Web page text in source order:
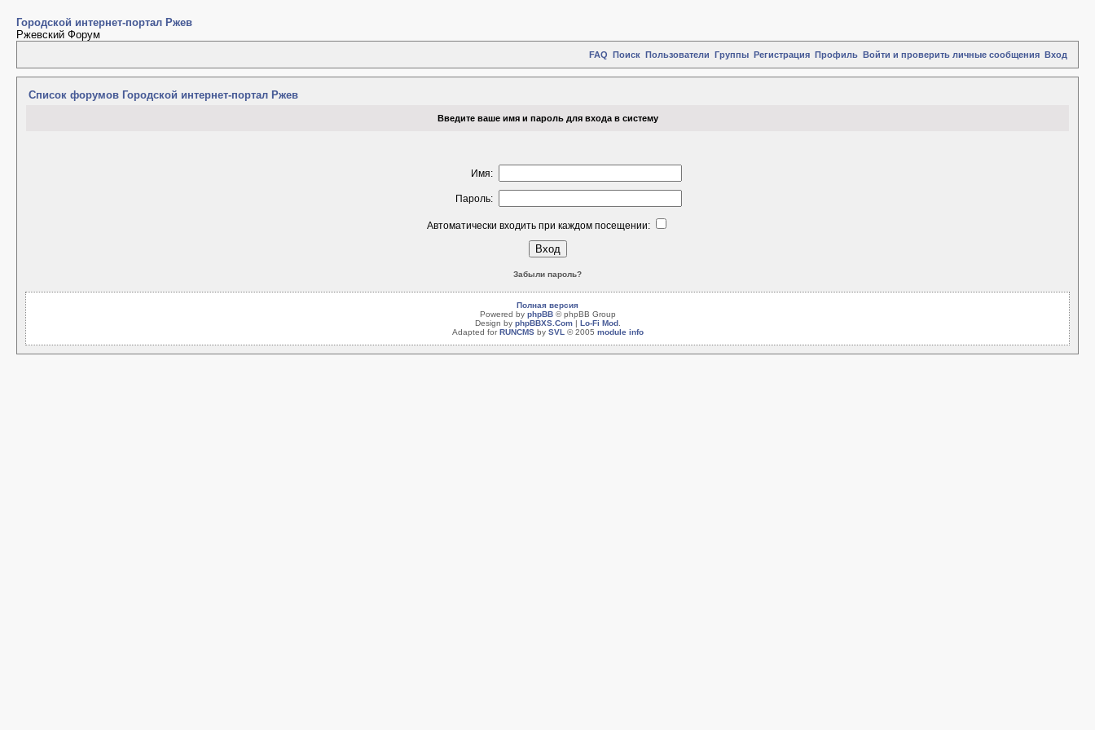
Городской интернет-портал Ржев
Ржевский Форум
FAQ Поиск Пользователи Группы Регистрация Профиль Войти и проверить личные сообщения Вход
Список форумов Городской интернет-портал Ржев
Введите ваше имя и пароль для входа в систему
Имя:
Пароль:
Автоматически входить при каждом посещении:
Забыли пароль?
Полная версия
Powered by phpBB© phpBB Group
Design by phpBBXS.Com| Lo-Fi Mod.
Adapted forRUNCMSby SVL © 2005 module info